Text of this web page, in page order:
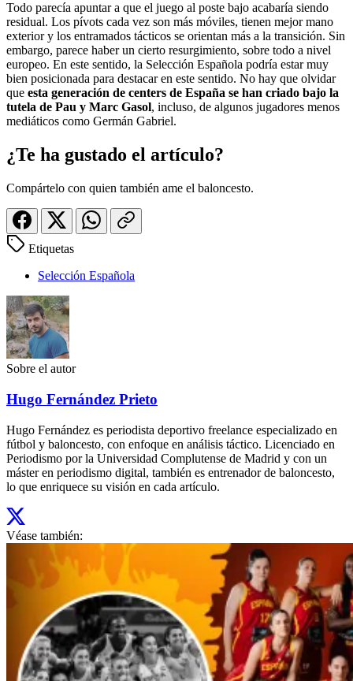
Todo parecía apuntar a que el juego al poste bajo acabaría siendo
residual. Los pívots cada vez son más móviles, tienen mejor mano
exterior y los entramados tácticos se orientan más a la transición. Sin
embargo, parece haber un cierto resurgimiento, sobre todo a nivel
europeo. En este sentido, la Selección Española podría estar muy
bien posicionada para destacar en este sentido. No hay que olvidar
que esta generación de centers de España se han criado bajo la
tutela de Pau y Marc Gasol, incluso, de algunos jugadores menos
mediáticos como Germán Gabriel.
¿Te ha gustado el artículo?
Compártelo con quien también ame el baloncesto.
Etiquetas
Selección Española
Sobre el autor
Hugo Fernández Prieto
Hugo Fernández es periodista deportivo freelance especializado en
fútbol y baloncesto, con enfoque en análisis táctico. Licenciado en
Periodismo por la Universidad Complutense de Madrid y con un
máster en periodismo digital, también es entrenador de baloncesto,
lo que enriquece su visión en cada artículo.
Véase también: